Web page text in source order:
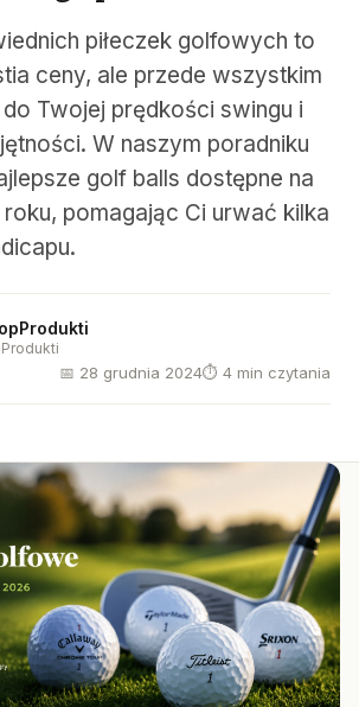
piłeczek golfowych to
ceny, ale przede wszystkim
Twojej prędkości swingu i
W naszym poradniku
golf balls dostępne na
pomagając Ci urwać kilka
📅 28 grudnia 2024⏱ 4 min czytania